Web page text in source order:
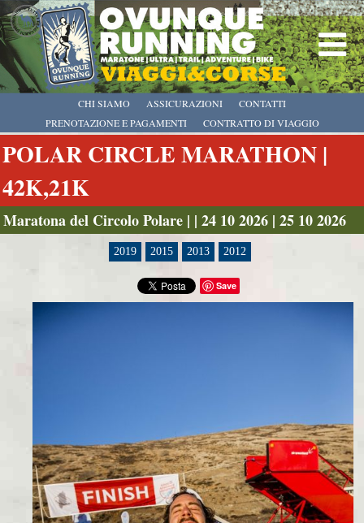
CHI SIAMO
PRENOTAZIONE E PAGAMENTI
CONTRATTO DI VIAGGIO
ASSICURAZIONI CONTATTI
POLAR CIRCLE MARATHON |
42K,21K
Maratona del Circolo Polare | | 24 10 2026 | 25 10 2026
2019 2015 2013 2012
Save